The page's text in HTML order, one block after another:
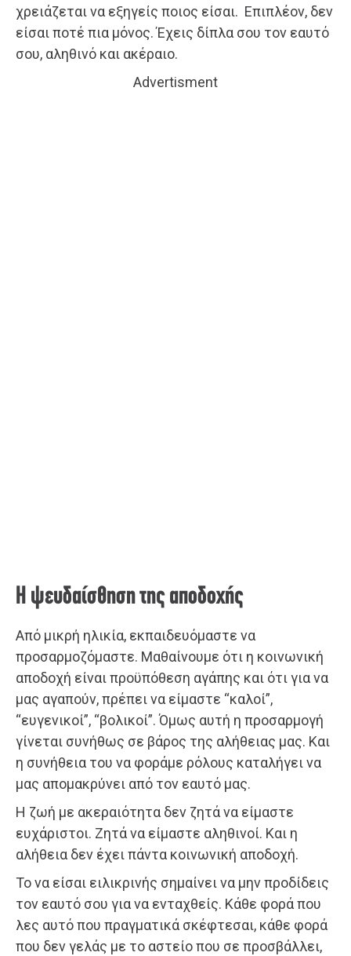
χρειάζεται να εξηγείς ποιος είσαι. Επιπλέον, δεν
είσαι ποτέ πια μόνος. Έχεις δίπλα σου τον εαυτό
σου, αληθινό και ακέραιο.
Advertisment
Η ψευδαίσθηση της αποδοχής
Από μικρή ηλικία, εκπαιδευόμαστε να
προσαρμοζόμαστε. Μαθαίνουμε ότι η κοινωνική
αποδοχή είναι προϋπόθεση αγάπης και ότι για να
μας αγαπούν, πρέπει να είμαστε “καλοί”,
“ευγενικοί”, “βολικοί”. Όμως αυτή η προσαρμογή
γίνεται συνήθως σε βάρος της αλήθειας μας. Και
η συνήθεια του να φοράμε ρόλους καταλήγει να
μας απομακρύνει από τον εαυτό μας.
Η ζωή με ακεραιότητα δεν ζητά να είμαστε
ευχάριστοι. Ζητά να είμαστε αληθινοί. Και η
αλήθεια δεν έχει πάντα κοινωνική αποδοχή.
Το να είσαι ειλικρινής σημαίνει να μην προδίδεις
τον εαυτό σου για να ενταχθείς. Κάθε φορά που
λες αυτό που πραγματικά σκέφτεσαι, κάθε φορά
που δεν γελάς με το αστείο που σε προσβάλλει,